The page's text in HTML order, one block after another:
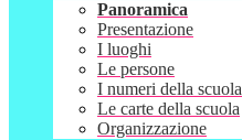
Panoramica
Presentazione
I luoghi
Le persone
I numeri della scuola
Le carte della scuola
Organizzazione